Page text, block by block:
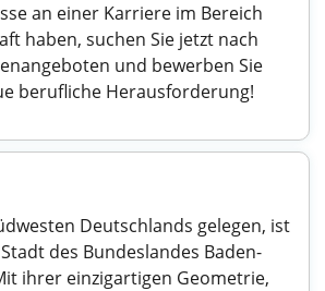
an einer Karriere im Bereich
haben, suchen Sie jetzt nach
und bewerben Sie
berufliche Herausforderung!
Deutschlands gelegen, ist
des Bundeslandes Baden-
ihrer einzigartigen Geometrie,